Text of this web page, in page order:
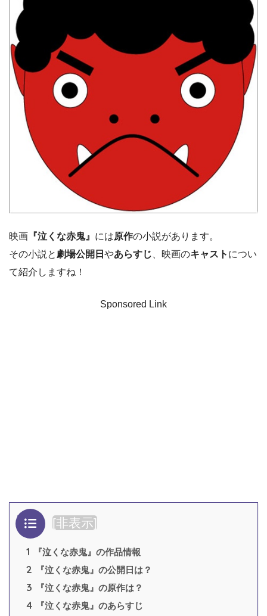
映画 『泣くな赤鬼』 には原作の小説があります。
その小説と 劇場公開日 やあらすじ 、映画のキャスト につい
て紹介しますね！
Sponsored Link
目次 [非表示]
1 『泣くな赤鬼』の作品情報
2 『泣くな赤鬼』の公開日は？
3 『泣くな赤鬼』の原作は？
4 『泣くな赤鬼』のあらすじ